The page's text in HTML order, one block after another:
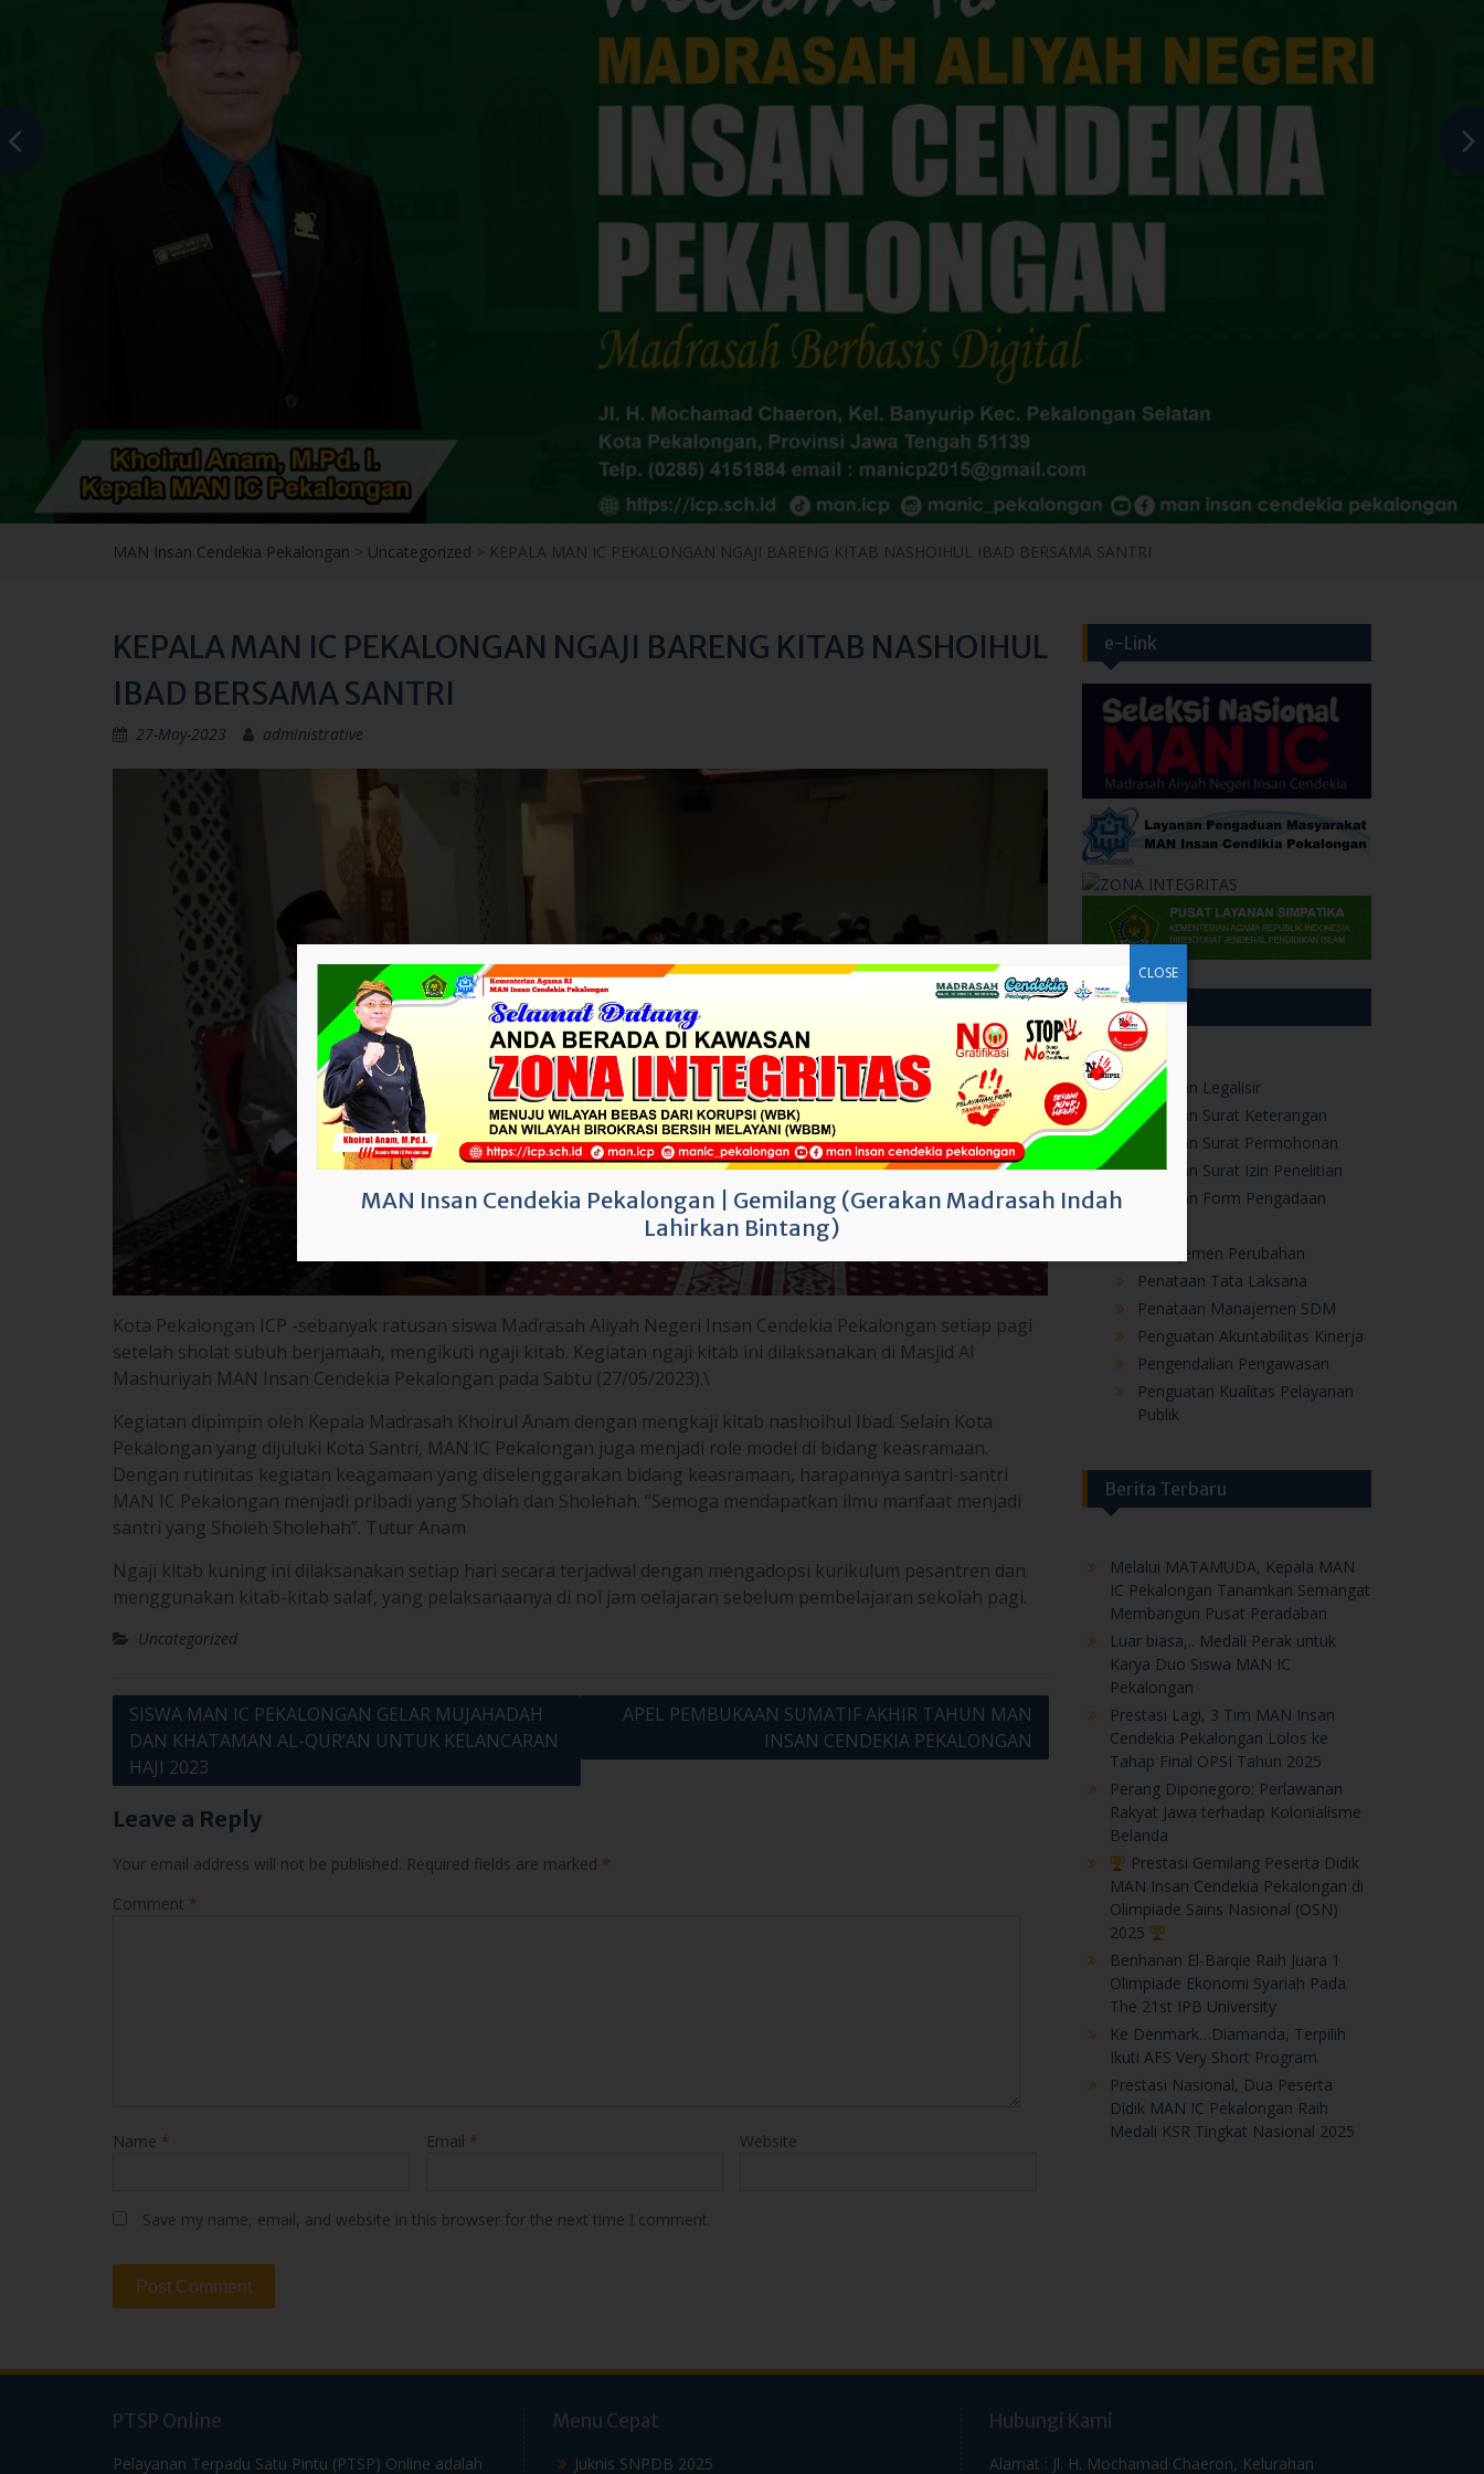
MAN Insan Cendekia Pekalongan > Uncategorized > KEPALA MAN IC PEKALONGAN NGAJI BARENG KITAB NASHOIHUL IBAD BERSAMA SANTRI
KEPALA MAN IC PEKALONGAN NGAJI BARENG KITAB NASHOIHUL
IBAD BERSAMA SANTRI
27-May-2023 administrative
Kota Pekalongan ICP -sebanyak ratusan siswa Madrasah Aliyah Negeri Insan Cendekia Pekalongan setiap pagi
setelah sholat subuh berjamaah, mengikuti ngaji kitab. Kegiatan ngaji kitab ini dilaksanakan di Masjid Al
Mashuriyah MAN Insan Cendekia Pekalongan pada Sabtu (27/05/2023).\
Kegiatan dipimpin oleh Kepala Madrasah Khoirul Anam dengan mengkaji kitab nashoihul Ibad. Selain Kota
Pekalongan yang dijuluki Kota Santri, MAN IC Pekalongan juga menjadi role model di bidang keasramaan.
Dengan rutinitas kegiatan keagamaan yang diselenggarakan bidang keasramaan, harapannya santri-santri
MAN IC Pekalongan menjadi pribadi yang Sholah dan Sholehah. “Semoga mendapatkan ilmu manfaat menjadi
santri yang Sholeh Sholehah”. Tutur Anam
Ngaji kitab kuning ini dilaksanakan setiap hari secara terjadwal dengan mengadopsi kurikulum pesantren dan
menggunakan kitab-kitab salaf, yang pelaksanaanya di nol jam oelajaran sebelum pembelajaran sekolah pagi.
Uncategorized
Post
navigation
SISWA MAN IC PEKALONGAN GELAR MUJAHADAH
DAN KHATAMAN AL-QUR’AN UNTUK KELANCARAN
HAJI 2023
APEL PEMBUKAAN SUMATIF AKHIR TAHUN MAN
INSAN CENDEKIA PEKALONGAN
Leave a Reply
Your email address will not be published. Required fields are marked *
Comment *
Name * Email * Website
Save my name, email, and website in this browser for the next time I comment.
e-Link
Layanan
UPP
Layanan Legalisir
Layanan Surat Keterangan
Layanan Surat Permohonan
Layanan Surat Izin Penelitian
Layanan Form Pengadaan
Manajemen Perubahan
Penataan Tata Laksana
Penataan Manajemen SDM
Penguatan Akuntabilitas Kinerja
Pengendalian Pengawasan
Penguatan Kualitas Pelayanan
Publik
Berita Terbaru
Melalui MATAMUDA, Kepala MAN
IC Pekalongan Tanamkan Semangat
Membangun Pusat Peradaban
Luar biasa,.. Medali Perak untuk
Karya Duo Siswa MAN IC
Pekalongan
Prestasi Lagi, 3 Tim MAN Insan
Cendekia Pekalongan Lolos ke
Tahap Final OPSI Tahun 2025
Perang Diponegoro: Perlawanan
Rakyat Jawa terhadap Kolonialisme
Belanda
Prestasi Gemilang Peserta Didik
MAN Insan Cendekia Pekalongan di
Olimpiade Sains Nasional (OSN)
2025
Benhanan El-Barqie Raih Juara 1
Olimpiade Ekonomi Syariah Pada
The 21st IPB University
Ke Denmark…Diamanda, Terpilih
Ikuti AFS Very Short Program
Prestasi Nasional, Dua Peserta
Didik MAN IC Pekalongan Raih
Medali KSR Tingkat Nasional 2025
PTSP Online
Pelayanan Terpadu Satu Pintu (PTSP) Online adalah
Menu Cepat
Juknis SNPDB 2025
Hubungi Kami
Alamat : Jl. H. Mochamad Chaeron, Kelurahan
MAN Insan Cendekia Pekalongan
Gemilang (Gerakan Madrasah Indah
Lahirkan Bintang)
CLOSE